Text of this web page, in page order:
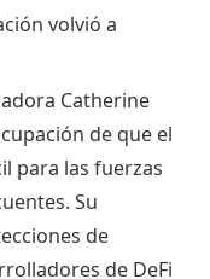
volvió a
Catherine
de que el
para las fuerzas
Su
de
de DeFi